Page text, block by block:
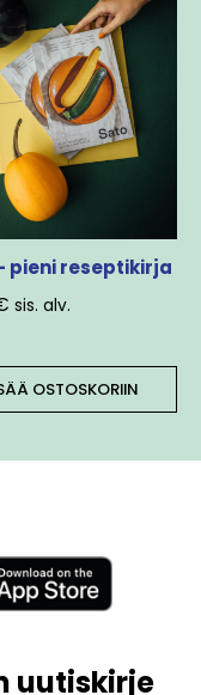
pieni reseptikirja
sis. alv.
OSTOSKORIIN
uutiskirje